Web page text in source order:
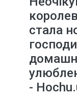
стала
-